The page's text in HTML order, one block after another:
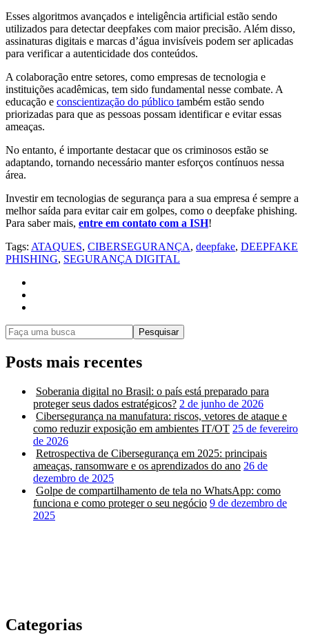
Esses algoritmos avançados e inteligência artificial estão sendo
utilizados para detectar deepfakes com maior precisão. Além disso,
assinaturas digitais e marcas d’água invisíveis podem ser aplicadas
para verificar a autenticidade dos conteúdos.
A colaboração entre setores, como empresas de tecnologia e
instituições acadêmicas, tem sido fundamental nesse combate. A
educação e conscientização do público também estão sendo
priorizadas para que as pessoas possam identificar e evitar essas
ameaças.
No entanto, é importante destacar que os criminosos estão se
adaptando, tornando necessário manter esforços contínuos nessa
área.
Investir em tecnologias de segurança para a sua empresa é sempre a
melhor saída para evitar cair em golpes, como o deepfake phishing.
Para saber mais, entre em contato com a ISH!
Tags: ATAQUES, CIBERSEGURANÇA, deepfake, DEEPFAKE
PHISHING, SEGURANÇA DIGITAL
Pesquisar
Posts mais recentes
Soberania digital no Brasil: o país está preparado para
proteger seus dados estratégicos? 2 de junho de 2026
Cibersegurança na manufatura: riscos, vetores de ataque e
como reduzir exposição em ambientes IT/OT 25 de fevereiro
de 2026
Retrospectiva de Cibersegurança em 2025: principais
ameaças, ransomware e os aprendizados do ano 26 de
dezembro de 2025
Golpe de compartilhamento de tela no WhatsApp: como
funciona e como proteger o seu negócio 9 de dezembro de
2025
Categorias